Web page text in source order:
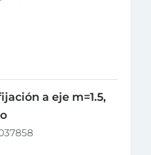
a eje m=1.5,